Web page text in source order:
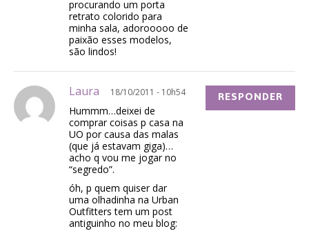
procurando um porta
retrato colorido para
minha sala, adorooooo de
paixão esses modelos,
são lindos!
Laura 18/10/2011 - 10h54
Hummm…deixei de
comprar coisas p casa na
UO por causa das malas
(que já estavam giga)…
acho q vou me jogar no
“segredo”.
óh, p quem quiser dar
uma olhadinha na Urban
Outfitters tem um post
antiguinho no meu blog:
RESPONDER